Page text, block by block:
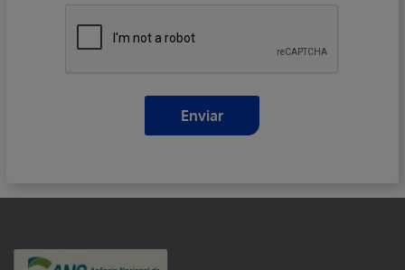
Enviar